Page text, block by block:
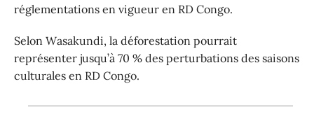
réglementations en vigueur en RD Congo.
Selon Wasakundi, la déforestation pourrait
représenter jusqu’à 70 % des perturbations des saisons
culturales en RD Congo.